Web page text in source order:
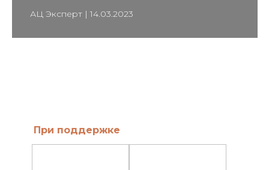
АЦ Эксперт | 14.03.2023
При поддержке